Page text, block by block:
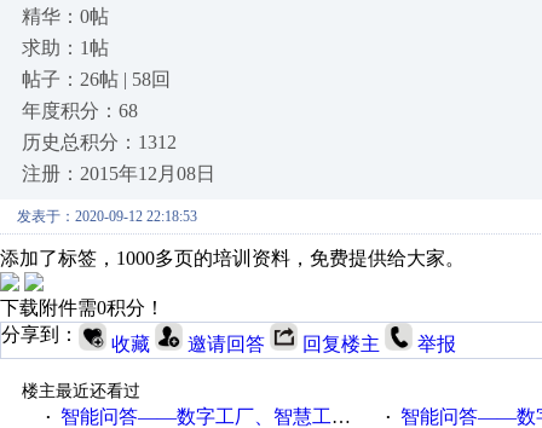
精华：0帖
求助：1帖
帖子：26帖 | 58回
年度积分：68
历史总积分：1312
注册：2015年12月08日
发表于：2020-09-12 22:18:53
添加了标签，1000多页的培训资料，免费提供给大家。
下载附件需0积分！
分享到：
收藏 邀请回答 回复楼主 举报
楼主最近还看过
·
智能问答——数字工厂、智慧工厂和智能制造三者的区别是什么？ · 智能问答——数字化工厂与